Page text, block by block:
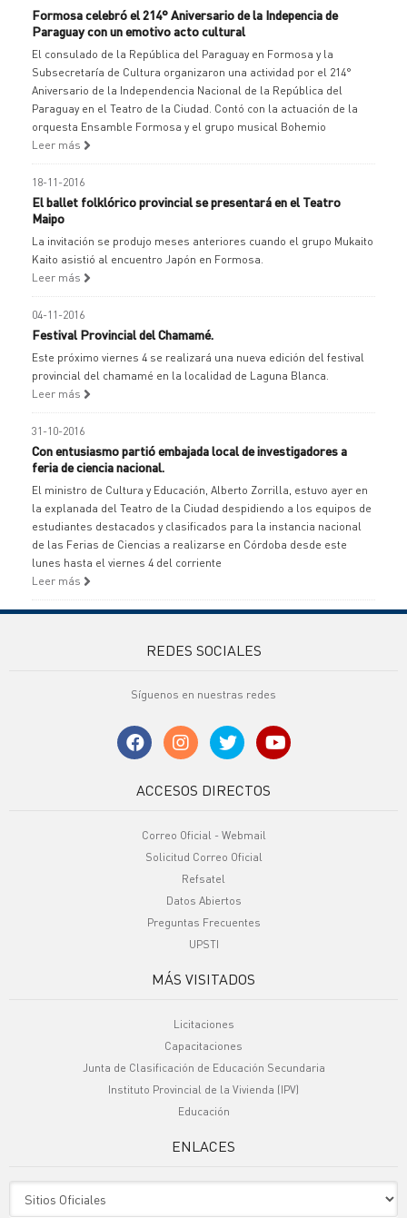
Formosa celebró el 214° Aniversario de la Indepencia de
Paraguay con un emotivo acto cultural
El consulado de la República del Paraguay en Formosa y la
Subsecretaría de Cultura organizaron una actividad por el 214°
Aniversario de la Independencia Nacional de la República del
Paraguay en el Teatro de la Ciudad. Contó con la actuación de la
orquesta Ensamble Formosa y el grupo musical Bohemio
Leer más
18-11-2016
El ballet folklórico provincial se presentará en el Teatro
Maipo
La invitación se produjo meses anteriores cuando el grupo Mukaito
Kaito asistió al encuentro Japón en Formosa.
Leer más
04-11-2016
Festival Provincial del Chamamé.
Este próximo viernes 4 se realizará una nueva edición del festival
provincial del chamamé en la localidad de Laguna Blanca.
Leer más
31-10-2016
Con entusiasmo partió embajada local de investigadores a
feria de ciencia nacional.
El ministro de Cultura y Educación, Alberto Zorrilla, estuvo ayer en
la explanada del Teatro de la Ciudad despidiendo a los equipos de
estudiantes destacados y clasificados para la instancia nacional
de las Ferias de Ciencias a realizarse en Córdoba desde este
lunes hasta el viernes 4 del corriente
Leer más
REDES SOCIALES
Síguenos en nuestras redes
ACCESOS DIRECTOS
Correo Oficial - Webmail
Solicitud Correo Oficial
Refsatel
Datos Abiertos
Preguntas Frecuentes
UPSTI
MÁS VISITADOS
Licitaciones
Capacitaciones
Junta de Clasificación de Educación Secundaria
Instituto Provincial de la Vivienda (IPV)
Educación
ENLACES